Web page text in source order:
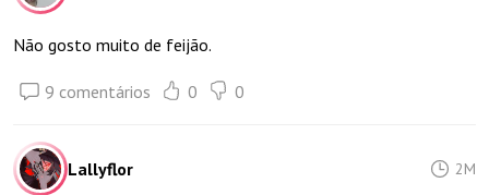
Não gosto muito de feijão.
9 comentários 0 0
Lallyflor 2M